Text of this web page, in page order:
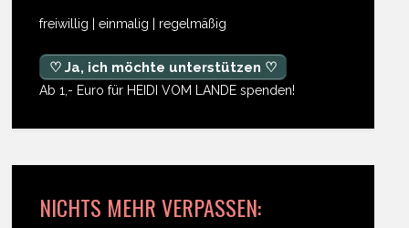
freiwillig | einmalig | regelmäßig
♡ Ja, ich möchte unterstützen ♡
Ab 1,- Euro für HEIDI VOM LANDE spenden!
NICHTS MEHR VERPASSEN: